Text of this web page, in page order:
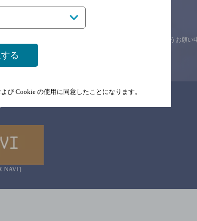
念のためお店にご確認の上ご来店くださいますようお願い
NAVI］
る
び Cookie の使用に同意したことになります。